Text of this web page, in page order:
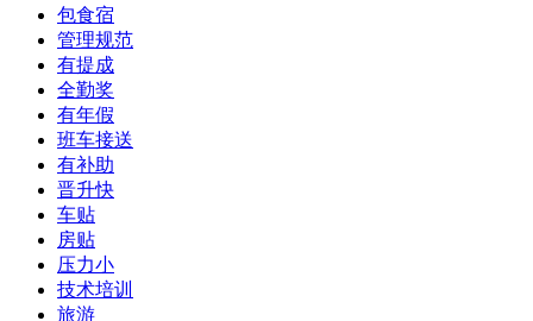
包食宿
管理规范
有提成
全勤奖
有年假
班车接送
有补助
晋升快
车贴
房贴
压力小
技术培训
旅游